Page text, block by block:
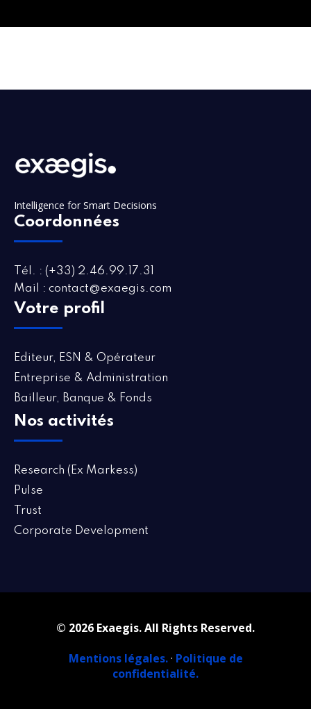
Intelligence for Smart Decisions
Coordonnées
Tél. : (+33) 2.46.99.17.31
Mail : contact@exaegis.com
Votre profil
Editeur, ESN & Opérateur
Entreprise & Administration
Bailleur, Banque & Fonds
Nos activités
Research (Ex Markess)
Pulse
Trust
Corporate Development
© 2026 Exaegis. All Rights Reserved.
Mentions légales.· Politique de
confidentialité.